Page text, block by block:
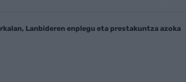
Lanbideren enplegu eta prestakuntza azoka